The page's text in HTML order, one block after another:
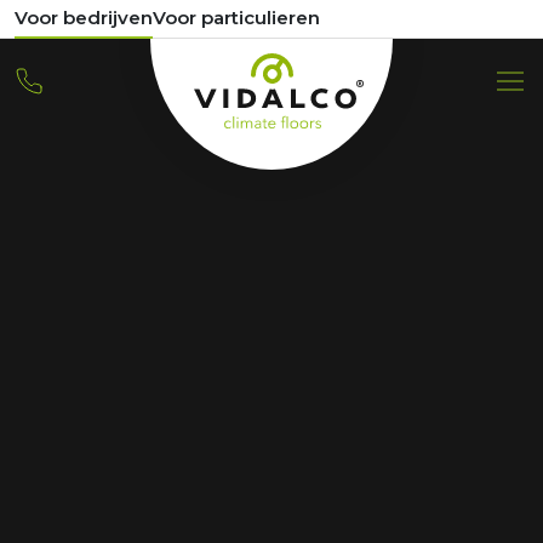
Voor bedrijvenVoor particulieren